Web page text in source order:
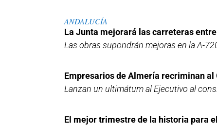
ANDALUCÍA
La Junta mejorará las carreteras
Las obras supondrán mejoras en la A-
Empresarios de Almería recriminan
Lanzan un ultimátum al Ejecutivo al
El mejor trimestre de la historia para